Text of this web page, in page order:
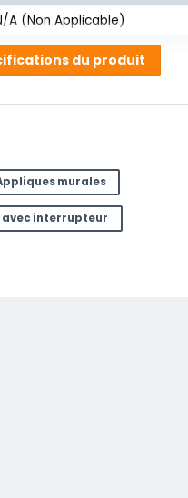
A (Non Applicable)
Oui, avec câble inclus
du produit
murales
avec interrupteur